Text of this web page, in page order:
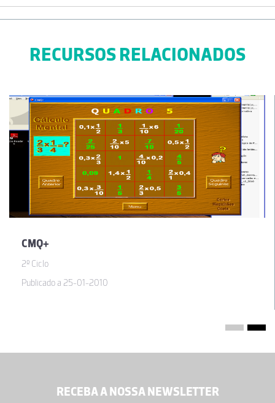
RECURSOS RELACIONADOS
CMQ+
2º Ciclo
Publicado a 25-01-2010
RECEBA A NOSSA NEWSLETTER